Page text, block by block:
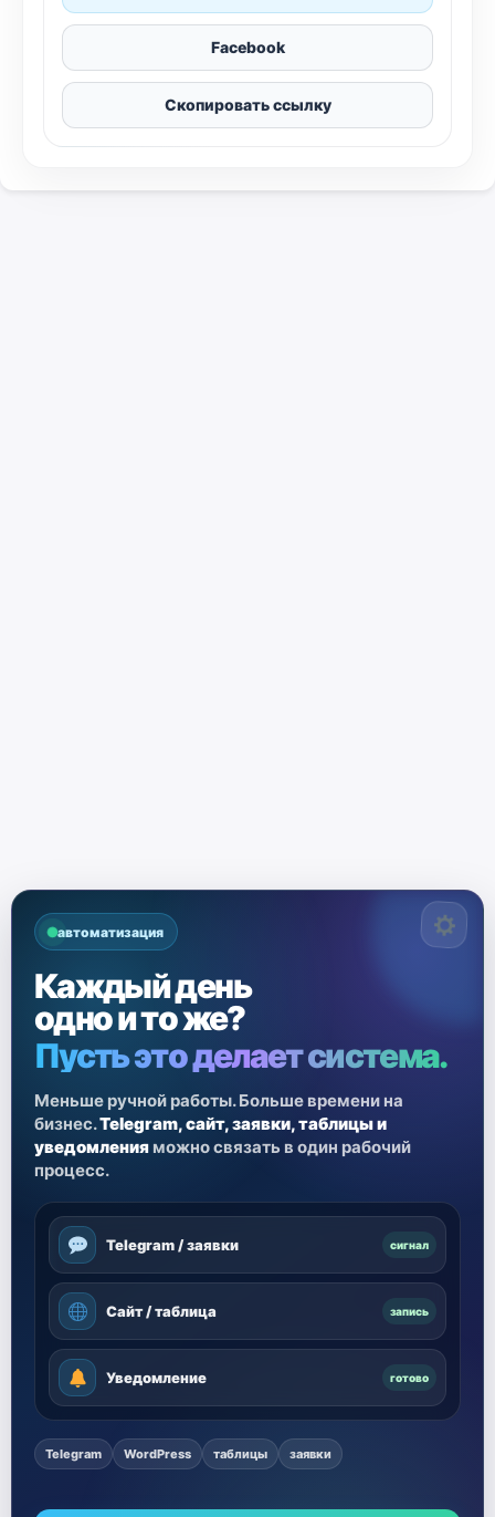
Facebook
Скопировать ссылку
автоматизация
Каждый день
одно и то же?
Пусть это делает система.
Меньше ручной работы. Больше времени на
бизнес.Telegram, сайт, заявки, таблицы и
уведомления можно связать в один рабочий
процесс.
Telegram / заявки сигнал
Сайт / таблица запись
Уведомление готово
Telegram WordPress таблицы заявки